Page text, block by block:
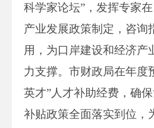
科学家论坛”，发挥专家
产业发展政策制定，咨询
用，为口岸建设和经济产
力支撑。市财政局在年度
英才”人才补助经费，确
补贴政策全面落实到位，